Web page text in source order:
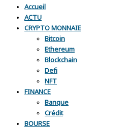
Accueil
ACTU
CRYPTO MONNAIE
Bitcoin
Ethereum
Blockchain
Defi
NFT
FINANCE
Banque
Crédit
BOURSE